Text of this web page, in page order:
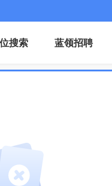
搜索 蓝领招聘